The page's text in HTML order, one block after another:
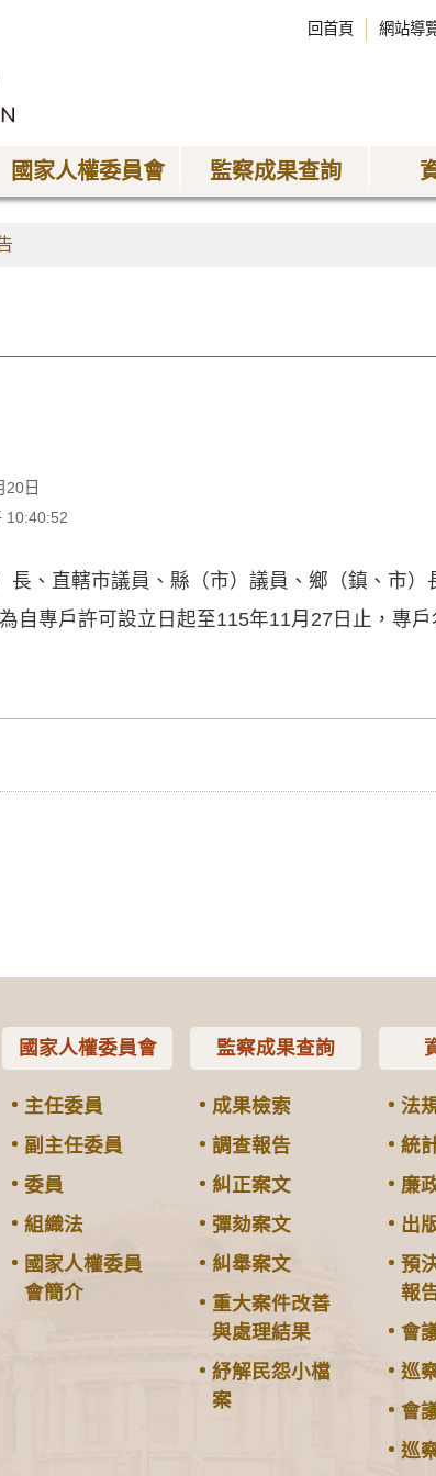
回首頁 網站導
國家人權委員會 監察成果查詢
20日
10:40:52
長、直轄市議員、縣（市）議員、鄉（鎮、市）
自專戶許可設立日起至115年11月27日止，專戶
國家人權委員會
主任委員
副主任委員
委員
組織法
國家人權委員
會簡介
監察成果查詢
成果檢索
調查報告
糾正案文
彈劾案文
糾舉案文
重大案件改善
與處理結果
紓解民怨小檔
案
法
統
廉
出
預
報
會
巡
會
巡